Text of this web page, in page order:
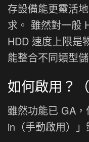
存設備能更靈活
求。 雖然對一般
HDD 速度上限是
能整合不同類型
如何啟用？
雖然功能已 GA
in（手動啟用）」